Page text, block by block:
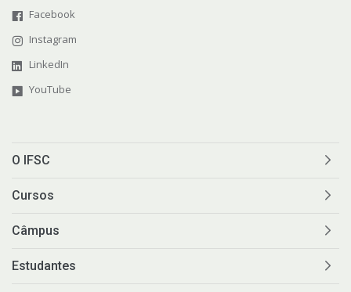
Facebook
Instagram
LinkedIn
YouTube
O IFSC
Cursos
Câmpus
Estudantes